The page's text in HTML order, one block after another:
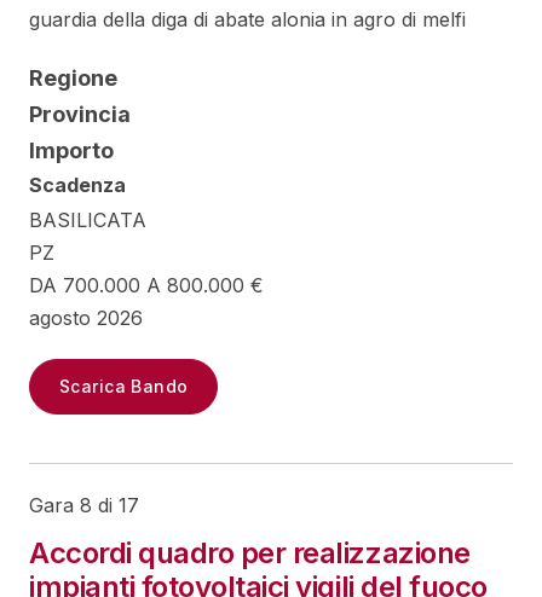
guardia della diga di abate alonia in agro di melfi
Regione
Provincia
Importo
Scadenza
BASILICATA
PZ
DA 700.000 A 800.000 €
agosto 2026
Scarica Bando
Gara 8 di 17
Accordi quadro per realizzazione
impianti fotovoltaici vigili del fuoco